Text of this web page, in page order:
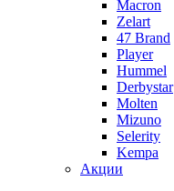
Macron
Zelart
47 Brand
Player
Hummel
Derbystar
Molten
Mizuno
Selerity
Kempa
Акции